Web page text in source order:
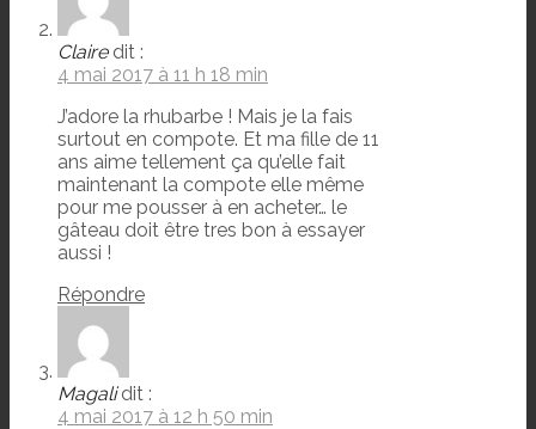
Claire dit :
4 mai 2017 à 11 h 18 min
J’adore la rhubarbe ! Mais je la fais
surtout en compote. Et ma fille de 11
ans aime tellement ça qu’elle fait
maintenant la compote elle même
pour me pousser à en acheter… le
gâteau doit être tres bon à essayer
aussi !
Répondre
Magali dit :
4 mai 2017 à 12 h 50 min